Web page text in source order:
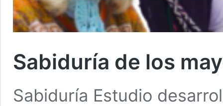
Sabiduría de los
Sabiduría Estudio